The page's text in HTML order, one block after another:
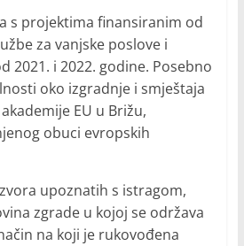
s projektima finansiranim od
za vanjske poslove i
2021. i 2022. godine. Posebno
oko izgradnje i smještaja
EU u Brižu,
obuci evropskih
upoznatih s istragom,
zgrade u kojoj se održava
na koji je rukovođena